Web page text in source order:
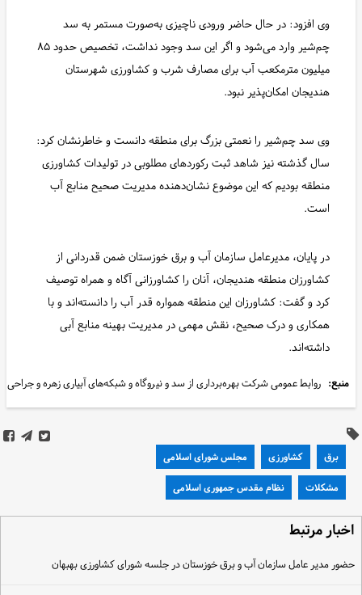
وی افزود: در حال حاضر ورودی ناچیزی به‌صورت مستمر به سد
چم‌شیر وارد می‌شود و اگر این سد وجود نداشت، تخصیص حدود ۸۵
میلیون مترمکعب آب برای مصارف شرب و کشاورزی شهرستان
هندیجان امکان‌پذیر نبود.
وی سد چم‌شیر را نعمتی بزرگ برای منطقه دانست و خاطرنشان کرد:
سال گذشته نیز شاهد ثبت رکوردهای مطلوبی در تولیدات کشاورزی
منطقه بودیم که این موضوع نشان‌دهنده مدیریت صحیح منابع آب
است.
در پایان، مدیرعامل سازمان آب و برق خوزستان ضمن قدردانی از
کشاورزان منطقه هندیجان، آنان را کشاورزانی آگاه و همراه توصیف
کرد و گفت: کشاورزان این منطقه همواره قدر آب را دانسته‌اند و با
همکاری و درک صحیح، نقش مهمی در مدیریت بهینه منابع آبی
داشته‌اند.
منبع: روابط عمومی شرکت بهره‌برداری از سد و نیروگاه و شبکه‌های آبیاری زهره و جراحی
برق کشاورزی مجلس شورای اسلامی
مشکلات نظام مقدس جمهوری اسلامی
اخبار مرتبط
حضور مدیر عامل سازمان آب و برق خوزستان در جلسه شورای کشاورزی بهبهان